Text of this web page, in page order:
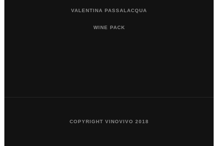
VALENTINA PASSALACQUA
WINE PACK
COPYRIGHT VINOVIVO 2018